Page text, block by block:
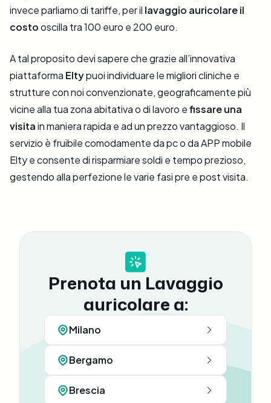
invece parliamo di tariffe, per il lavaggio auricolare il
costooscilla tra 100 euro e 200 euro.
A tal proposito devi sapere che grazie all’innovativa
piattaforma Eltypuoi individuare le migliori cliniche e
strutture con noi convenzionate, geograficamente più
vicine alla tua zona abitativa o di lavoro efissare una
visitain maniera rapida e ad un prezzo vantaggioso. Il
servizio è fruibile comodamente da pc o da APP mobile
Elty e consente di risparmiare soldi e tempo prezioso,
gestendo alla perfezione le varie fasi pre e post visita.
Prenota un Lavaggio
auricolare a:
Milano
Bergamo
Brescia